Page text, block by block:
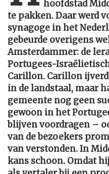
hoofdstad
te pakken. Daar werd
synagoge in het
gebeurde overigens
Amsterdammer: de
Portugees-
Carillon. Carillon
in de landstaal, maar
gemeente nog geen
gewoon in het
blijven voordragen –
van de bezoekers
van verstonden. In
kans schoon. Omdat